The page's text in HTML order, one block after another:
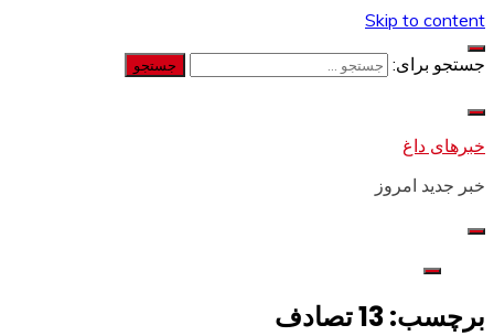
Skip to content
جستجو برای:
خبرهای داغ
خبر جدید امروز
برچسب: 13 تصادف